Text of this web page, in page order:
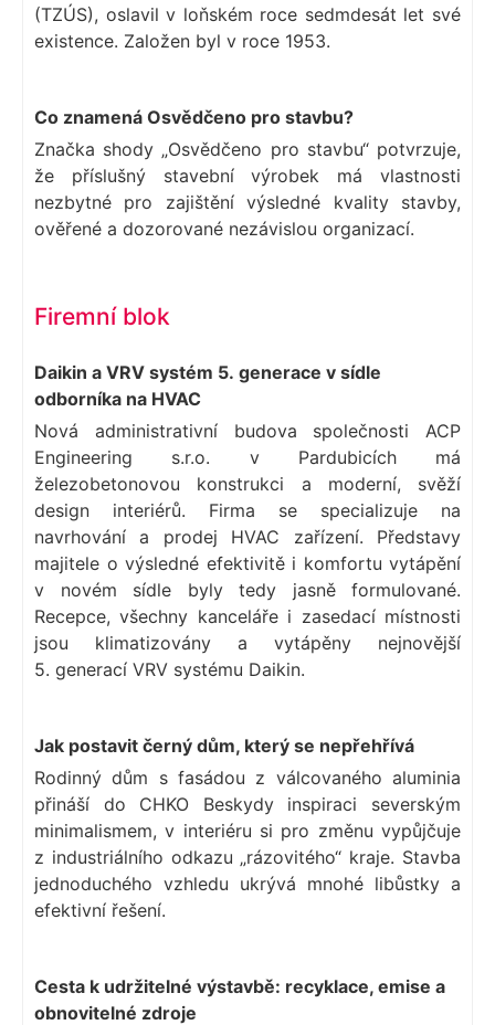
(TZÚS), oslavil v loňském roce sedmdesát let své
existence. Založen byl v roce 1953.
Co znamená Osvědčeno pro stavbu?
Značka shody „Osvědčeno pro stavbu“ potvrzuje,
že příslušný stavební výrobek má vlastnosti
nezbytné pro zajištění výsledné kvality stavby,
ověřené a dozorované nezávislou organizací.
Firemní blok
Daikin a VRV systém 5. generace v sídle
odborníka na HVAC
Nová administrativní budova společnosti ACP
Engineering s.r.o. v Pardubicích má
železobetonovou konstrukci a moderní, svěží
design interiérů. Firma se specializuje na
navrhování a prodej HVAC zařízení. Představy
majitele o výsledné efektivitě i komfortu vytápění
v novém sídle byly tedy jasně formulované.
Recepce, všechny kanceláře i zasedací místnosti
jsou klimatizovány a vytápěny nejnovější
5. generací VRV systému Daikin.
Jak postavit černý dům, který se nepřehřívá
Rodinný dům s fasádou z válcovaného aluminia
přináší do CHKO Beskydy inspiraci severským
minimalismem, v interiéru si pro změnu vypůjčuje
z industriálního odkazu „rázovitého“ kraje. Stavba
jednoduchého vzhledu ukrývá mnohé libůstky a
efektivní řešení.
Cesta k udržitelné výstavbě: recyklace, emise a
obnovitelné zdroje